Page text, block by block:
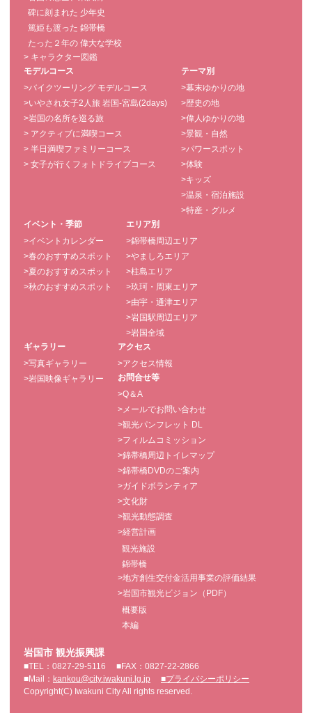
碑に刻まれた 少年史
篤姫も渡った 錦帯橋
たった２年の 偉大な学校
> キャラクター図鑑
モデルコース
>バイクツーリング モデルコース
>いやされ女子2人旅 岩国-宮島(2days)
>岩国の名所を巡る旅
> アクティブに満喫コース
> 半日満喫ファミリーコース
> 女子が行くフォトドライブコース
テーマ別
>幕末ゆかりの地
>歴史の地
>偉人ゆかりの地
>景観・自然
>パワースポット
>体験
>キッズ
>温泉・宿泊施設
>特産・グルメ
イベント・季節
>イベントカレンダー
>春のおすすめスポット
>夏のおすすめスポット
>秋のおすすめスポット
エリア別
>錦帯橋周辺エリア
>やましろエリア
>柱島エリア
>玖珂・周東エリア
>由宇・通津エリア
>岩国駅周辺エリア
>岩国全域
ギャラリー
>写真ギャラリー
>岩国映像ギャラリー
アクセス
>アクセス情報
お問合せ等
>Q＆A
>メールでお問い合わせ
>観光パンフレット DL
>フィルムコミッション
>錦帯橋周辺トイレマップ
>錦帯橋DVDのご案内
>ガイドボランティア
>文化財
>観光動態調査
>経営計画
観光施設
錦帯橋
>地方創生交付金活用事業の評価結果
>岩国市観光ビジョン（PDF）
概要版
本編
岩国市 観光振興課
■TEL：0827-29-5116
■FAX：0827-22-2866
■Mail： kankou@city.iwakuni.lg.jp
■プライバシーポリシー
Copyright(C) Iwakuni City All rights reserved.